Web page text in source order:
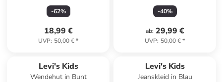
-62%
18,99 €
UVP: 50,00 €*
-40%
ab: 29,99 €
UVP: 50,00 €*
Levi's Kids
Wendehut in Bunt
Levi's Kids
Jeanskleid in Blau